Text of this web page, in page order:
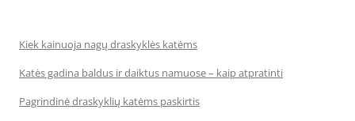
Kiek kainuoja nagų draskyklės katėms
Katės gadina baldus ir daiktus namuose – kaip atpratinti
Pagrindinė draskyklių katėms paskirtis